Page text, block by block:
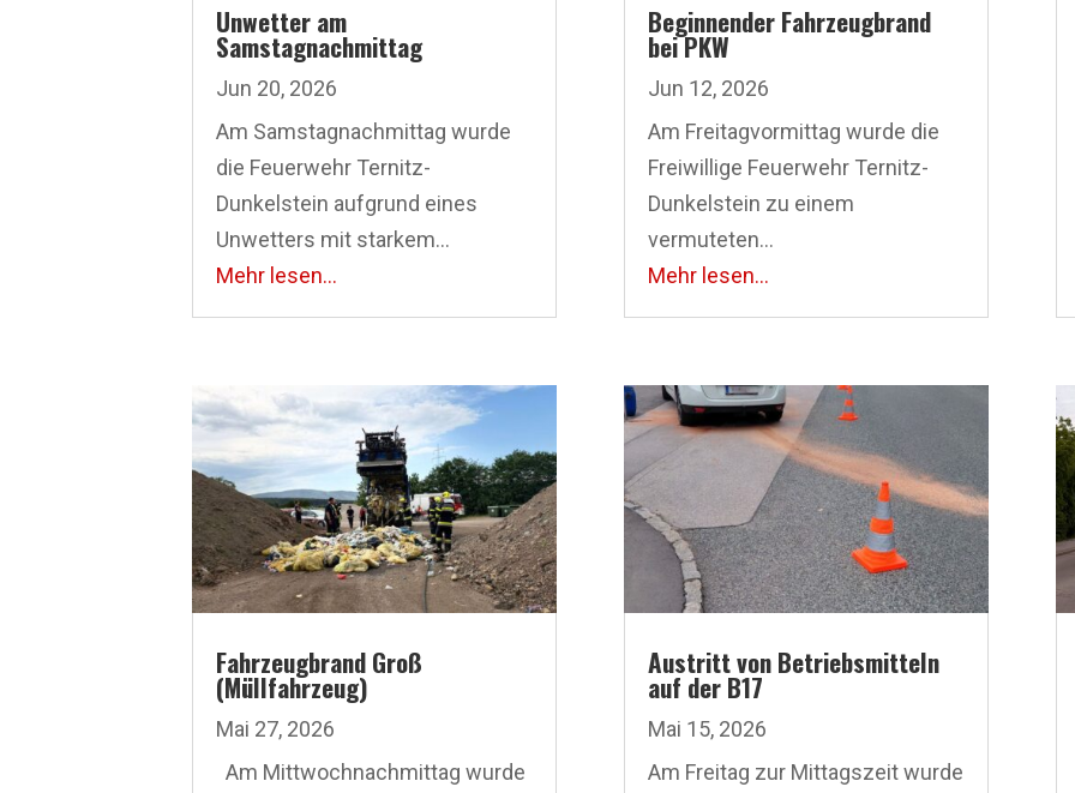
Unwetter am
Samstagnachmittag
Jun 20, 2026
Am Samstagnachmittag wurde
die Feuerwehr Ternitz-
Dunkelstein aufgrund eines
Unwetters mit starkem...
Mehr lesen...
Fahrzeugbrand Groß
(Müllfahrzeug)
Mai 27, 2026
Am Mittwoch­nachmittag wurde
Beginnender Fahrzeugbrand
bei PKW
Jun 12, 2026
Am Freitagvormittag wurde die
Freiwillige Feuerwehr Ternitz-
Dunkelstein zu einem
vermuteten...
Mehr lesen...
Austritt von Betriebsmitteln
auf der B17
Mai 15, 2026
Am Freitag zur Mittagszeit wurde